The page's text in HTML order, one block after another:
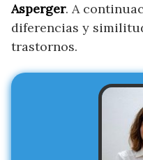
Asperger. A
diferencias y
trastornos.